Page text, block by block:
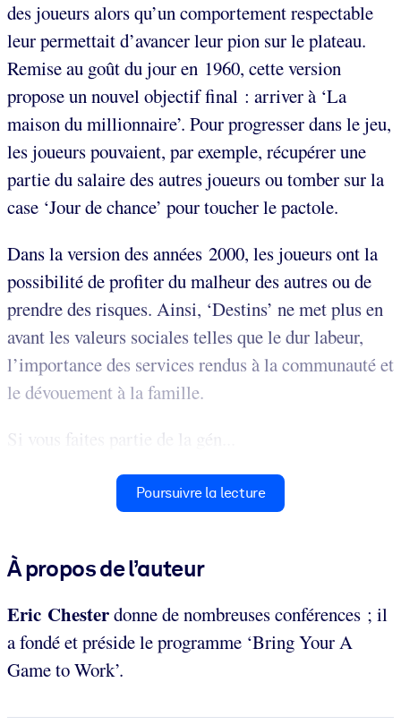
des joueurs alors qu’un comportement respectable
leur permettait d’avancer leur pion sur le plateau.
Remise au goût du jour en 1960, cette version
propose un nouvel objectif final : arriver à ‘La
maison du millionnaire’. Pour progresser dans le jeu,
les joueurs pouvaient, par exemple, récupérer une
partie du salaire des autres joueurs ou tomber sur la
case ‘Jour de chance’ pour toucher le pactole.
Dans la version des années 2000, les joueurs ont la
possibilité de profiter du malheur des autres ou de
prendre des risques. Ainsi, ‘Destins’ ne met plus en
avant les valeurs sociales telles que le dur labeur,
l’importance des services rendus à la communauté et
le dévouement à la famille.
Si vous faites partie de la gén...
Poursuivre la lecture
À propos de l’auteur
Eric Chesterdonne de nombreuses conférences ; il
a fondé et préside le programme ‘Bring Your A
Game to Work’.